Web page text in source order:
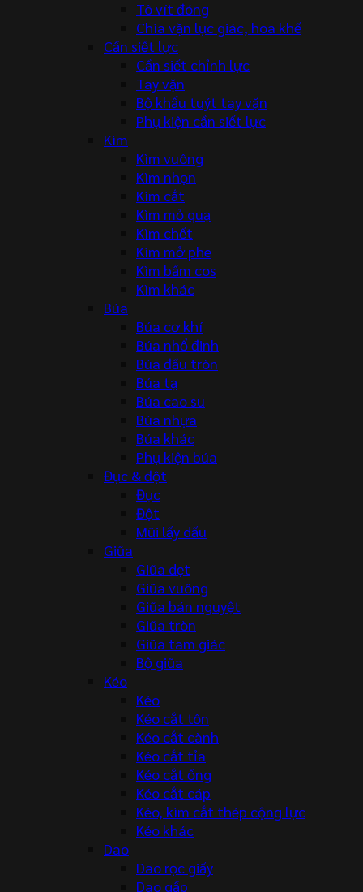
Tô vít đóng
Chìa vặn lục giác, hoa khế
Cần siết lực
Cần siết chỉnh lực
Tay vặn
Bộ khẩu tuýt tay vặn
Phụ kiện cần siết lực
Kìm
Kìm vuông
Kìm nhọn
Kìm cắt
Kìm mỏ quạ
Kìm chết
Kìm mở phe
Kìm bấm cos
Kìm khác
Búa
Búa cơ khí
Búa nhổ đinh
Búa đầu tròn
Búa tạ
Búa cao su
Búa nhựa
Búa khác
Phụ kiện búa
Đục & đột
Đục
Đột
Mũi lấy dấu
Giũa
Giũa dẹt
Giũa vuông
Giũa bán nguyệt
Giũa tròn
Giũa tam giác
Bộ giũa
Kéo
Kéo
Kéo cắt tôn
Kéo cắt cành
Kéo cắt tỉa
Kéo cắt ống
Kéo cắt cáp
Kéo, kìm cắt thép cộng lực
Kéo khác
Dao
Dao rọc giấy
Dao gấp